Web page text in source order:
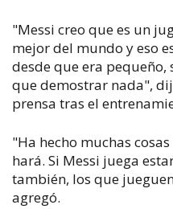
"Messi creo que es un
mejor del mundo y eso
desde que era pequeño,
que demostrar nada",
prensa tras el
"Ha hecho muchas
hará. Si Messi juega
también, los que
agregó.